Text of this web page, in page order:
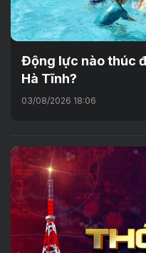
Động lực nào thúc
Hà Tĩnh?
03/08/2026 18:06